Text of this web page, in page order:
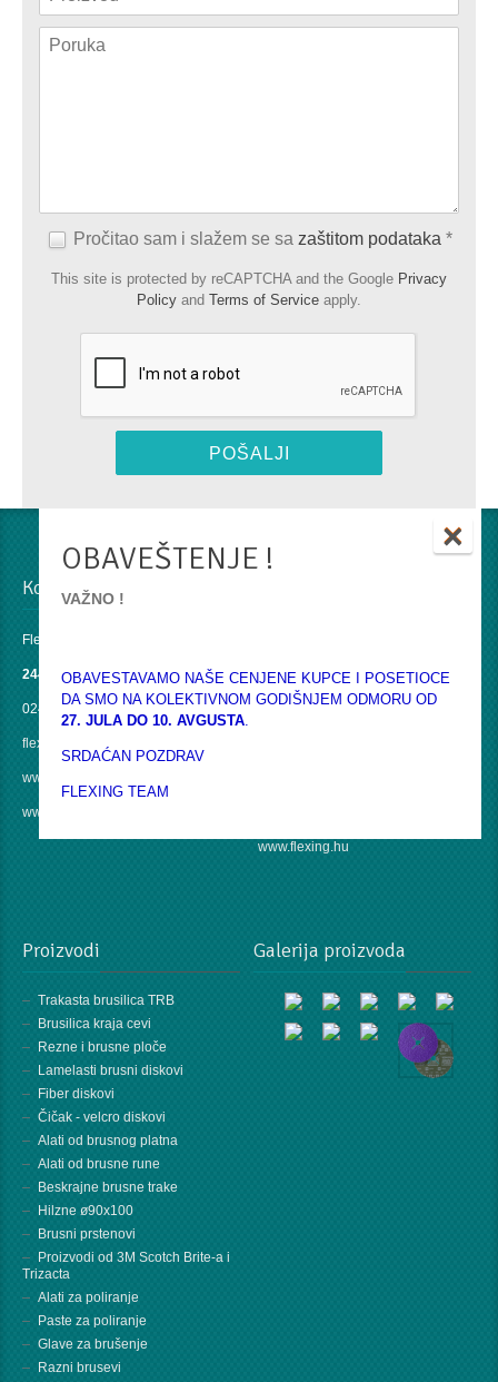
Pročitao sam i slažem se sa zaštitom podataka *
This site is protected by reCAPTCHA and the Google Privacy
Policy and Terms of Service apply.
×
OBAVEŠTENJE !
VAŽNO !
OBAVESTAVAMO NAŠE CENJENE KUPCE I POSETIOCE
DA SMO NA KOLEKTIVNOM GODIŠNJEM ODMORU OD
27. JULA DO 10. AVGUSTA.
SRDAĆAN POZDRAV
FLEXING TEAM
Kontakti u Srbiji
Flexing doo
24430 Ada
024 854 082
flexing@flexing.rs
www.flexing.rs
www.poliranje.rs
6771 Szeged
Szerb u. 59.
www.flexing.hu
Proizvodi
Trakasta brusilica TRB
Brusilica kraja cevi
Rezne i brusne ploče
Lamelasti brusni diskovi
Fiber diskovi
Čičak - velcro diskovi
Alati od brusnog platna
Alati od brusne rune
Beskrajne brusne trake
Hilzne ø90x100
Brusni prstenovi
Proizvodi od 3M Scotch Brite-a i
Trizacta
Alati za poliranje
Paste za poliranje
Glave za brušenje
Razni brusevi
Galerija proizvoda